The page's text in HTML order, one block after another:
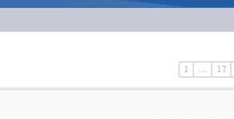
1 … 17